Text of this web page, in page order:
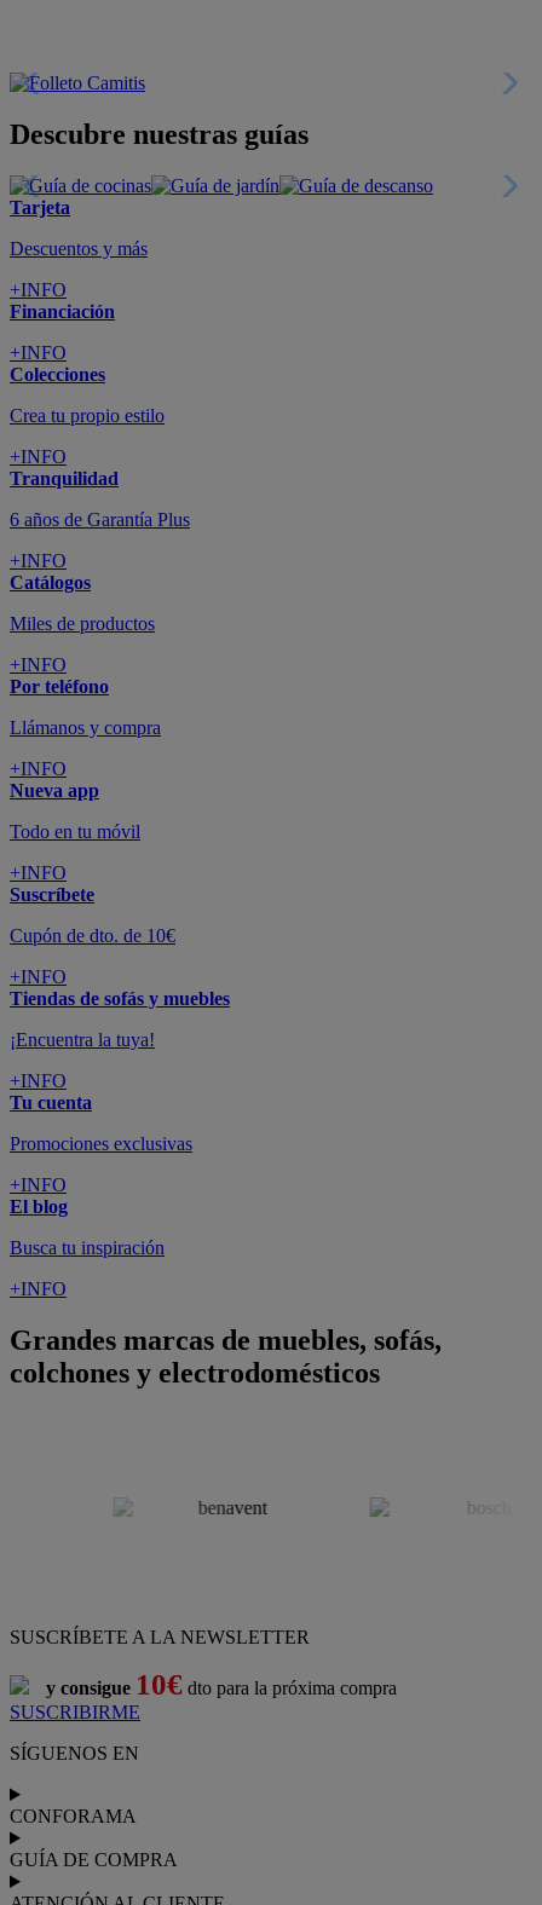
Descubre nuestras guías
Tarjeta
Descuentos y más
+INFO
Financiación
+INFO
Colecciones
Crea tu propio estilo
+INFO
Tranquilidad
6 años de Garantía Plus
+INFO
Catálogos
Miles de productos
+INFO
Por teléfono
Llámanos y compra
+INFO
Nueva app
Todo en tu móvil
+INFO
Suscríbete
Cupón de dto. de 10€
+INFO
Tiendas de sofás y muebles
¡Encuentra la tuya!
+INFO
Tu cuenta
Promociones exclusivas
+INFO
El blog
Busca tu inspiración
+INFO
Grandes marcas de muebles, sofás,
colchones y electrodomésticos
SUSCRÍBETE A LA NEWSLETTER
y consigue 10€ dto para la próxima compra
SUSCRIBIRME
SÍGUENOS EN
CONFORAMA
GUÍA DE COMPRA